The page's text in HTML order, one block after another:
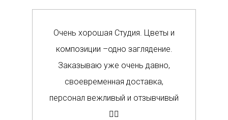
Очень хорошая Студия. Цветы и
композиции –одно заглядение.
Заказываю уже очень давно,
своевременная доставка,
персонал вежливый и отзывчивый
👍🏼